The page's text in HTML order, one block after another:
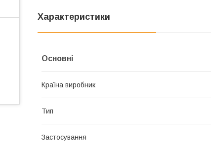
Характеристики
Основні
Країна виробник
Тип
Застосування